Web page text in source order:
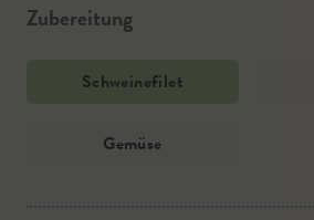
Zubereitung
Schweinefilet
Gemüse